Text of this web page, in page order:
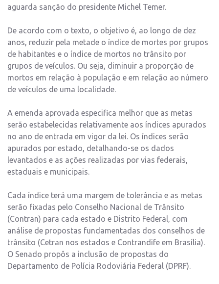
aguarda sanção do presidente Michel Temer.
De acordo com o texto, o objetivo é, ao longo de dez
anos, reduzir pela metade o índice de mortes por grupos
de habitantes e o índice de mortos no trânsito por
grupos de veículos. Ou seja, diminuir a proporção de
mortos em relação à população e em relação ao número
de veículos de uma localidade.
A emenda aprovada especifica melhor que as metas
serão estabelecidas relativamente aos índices apurados
no ano de entrada em vigor da lei. Os índices serão
apurados por estado, detalhando-se os dados
levantados e as ações realizadas por vias federais,
estaduais e municipais.
Cada índice terá uma margem de tolerância e as metas
serão fixadas pelo Conselho Nacional de Trânsito
(Contran) para cada estado e Distrito Federal, com
análise de propostas fundamentadas dos conselhos de
trânsito (Cetran nos estados e Contrandife em Brasília).
O Senado propôs a inclusão de propostas do
Departamento de Polícia Rodoviária Federal (DPRF).